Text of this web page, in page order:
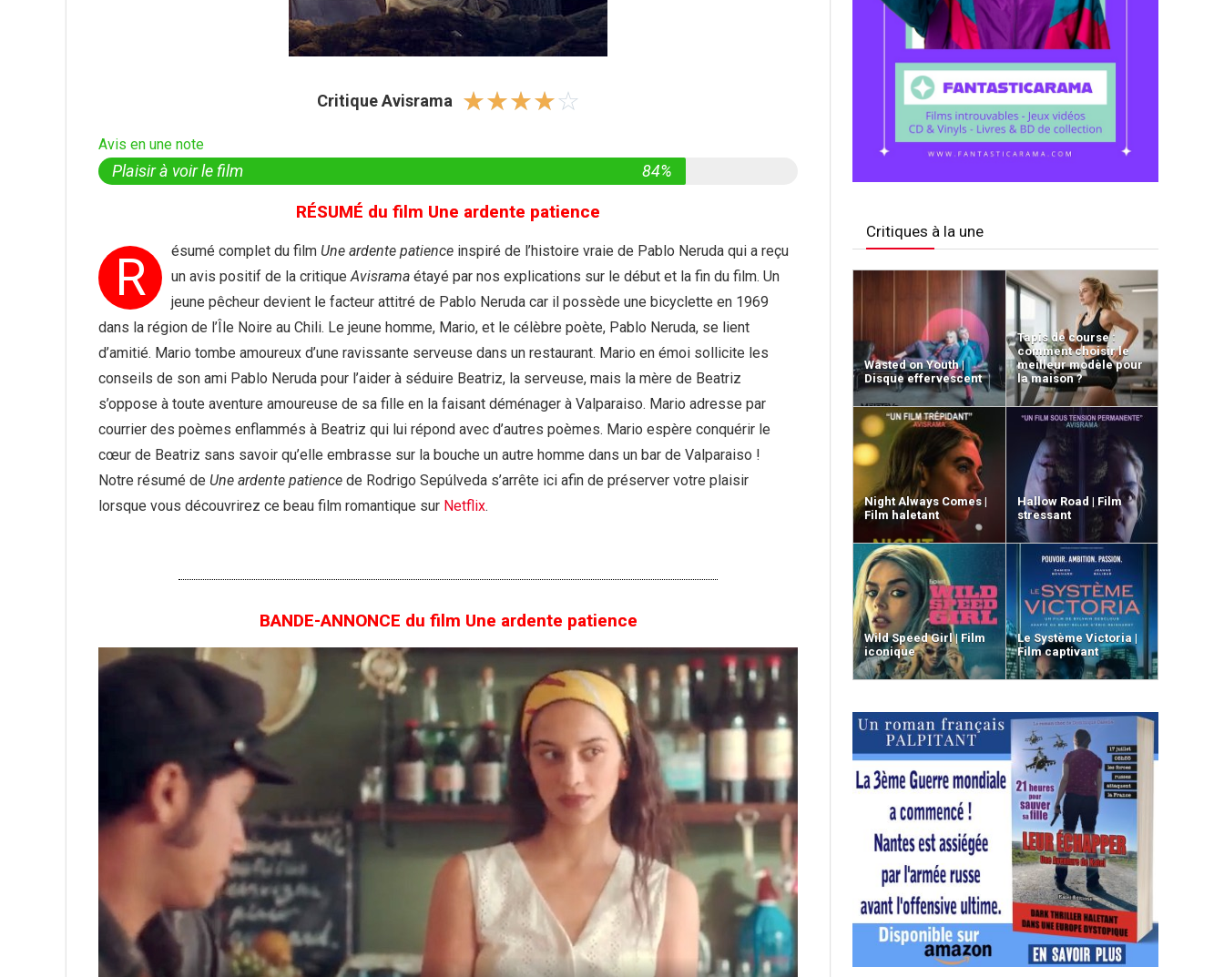
Critique Avisrama ☆☆☆☆☆
Avis en une note
Plaisir à voir le film 84%
RÉSUMÉ du film Une ardente patience
R ésumé complet du film Une ardente patience inspiré de l’histoire vraie de Pablo Neruda qui a reçu
un avis positif de la critiqueAvisrama étayé par nos explications sur le début et la fin du film. Un
jeune pêcheur devient le facteur attitré de Pablo Neruda car il possède une bicyclette en 1969
dans la région de l’Île Noire au Chili. Le jeune homme, Mario, et le célèbre poète, Pablo Neruda, se lient
d’amitié. Mario tombe amoureux d’une ravissante serveuse dans un restaurant. Mario en émoi sollicite les
conseils de son ami Pablo Neruda pour l’aider à séduire Beatriz, la serveuse, mais la mère de Beatriz
s’oppose à toute aventure amoureuse de sa fille en la faisant déménager à Valparaiso. Mario adresse par
courrier des poèmes enflammés à Beatriz qui lui répond avec d’autres poèmes. Mario espère conquérir le
cœur de Beatriz sans savoir qu’elle embrasse sur la bouche un autre homme dans un bar de Valparaiso !
Notre résumé de Une ardente patience de Rodrigo Sepúlveda s’arrête ici afin de préserver votre plaisir
lorsque vous découvrirez ce beau film romantique sur Netflix.
BANDE-ANNONCE du film Une ardente patience
Critiques à la une
Wasted on Youth |
Disque effervescent
Tapis de course :
comment choisir le
meilleur modèle pour
la maison ?
Night Always Comes |
Film haletant
Hallow Road | Film
stressant
Wild Speed Girl | Film
iconique
Le Système Victoria |
Film captivant